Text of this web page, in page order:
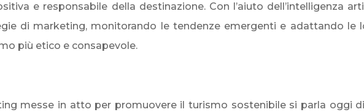
e responsabile della destinazione. Con l’aiuto dell’intelligenza
di marketing, monitorando le tendenze emergenti e adattando le
più etico e consapevole.
messe in atto per promuovere il turismo sostenibile si parla oggi di